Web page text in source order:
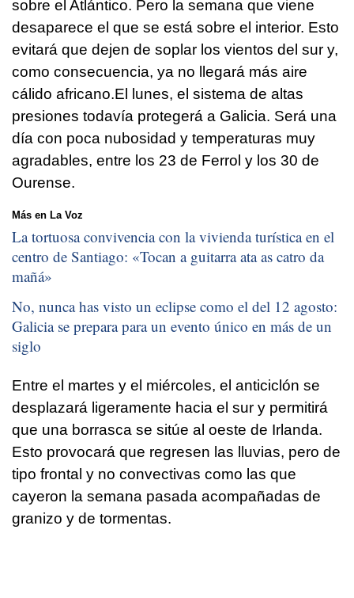
sobre el Atlántico. Pero la semana que viene
desaparece el que se está sobre el interior. Esto
evitará que dejen de soplar los vientos del sur y,
como consecuencia, ya no llegará más aire
cálido africano.El lunes, el sistema de altas
presiones todavía protegerá a Galicia. Será una
día con poca nubosidad y temperaturas muy
agradables, entre los 23 de Ferrol y los 30 de
Ourense.
Más en La Voz
La tortuosa convivencia con la vivienda turística en el
centro de Santiago: «Tocan a guitarra ata as catro da
mañá»
No, nunca has visto un eclipse como el del 12 agosto:
Galicia se prepara para un evento único en más de un
siglo
Entre el martes y el miércoles, el anticiclón se
desplazará ligeramente hacia el sur y permitirá
que una borrasca se sitúe al oeste de Irlanda.
Esto provocará que regresen las lluvias, pero de
tipo frontal y no convectivas como las que
cayeron la semana pasada acompañadas de
granizo y de tormentas.